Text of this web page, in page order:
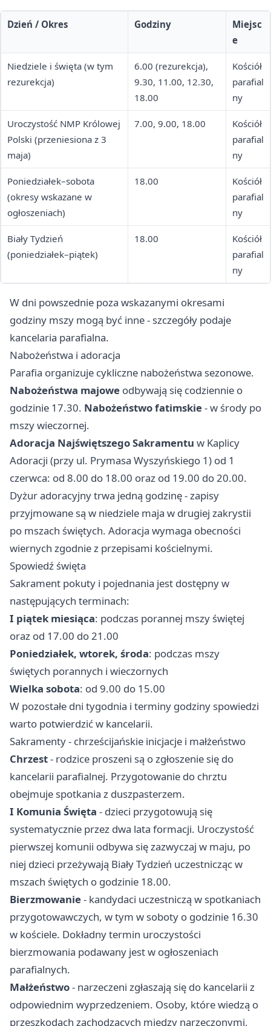
Dzień / Okres Godziny
Miejsc
e
Niedziele i święta (w tym
rezurekcja)
6.00 (rezurekcja),
9.30, 11.00, 12.30,
18.00
Kościół
parafial
ny
Uroczystość NMP Królowej
Polski (przeniesiona z 3
maja)
7.00, 9.00, 18.00
Kościół
parafial
ny
Poniedziałek–sobota
(okresy wskazane w
ogłoszeniach)
18.00
Kościół
parafial
ny
Biały Tydzień
(poniedziałek–piątek)
18.00
Kościół
parafial
ny
W dni powszednie poza wskazanymi okresami
godziny mszy mogą być inne - szczegóły podaje
kancelaria parafialna.
Nabożeństwa i adoracja
Parafia organizuje cykliczne nabożeństwa sezonowe.
Nabożeństwa majowe odbywają się codziennie o
godzinie 17.30. Nabożeństwo fatimskie- w środy po
mszy wieczornej.
Adoracja Najświętszego Sakramentu w Kaplicy
Adoracji (przy ul. Prymasa Wyszyńskiego 1) od 1
czerwca: od 8.00 do 18.00 oraz od 19.00 do 20.00.
Dyżur adoracyjny trwa jedną godzinę - zapisy
przyjmowane są w niedziele maja w drugiej zakrystii
po mszach świętych. Adoracja wymaga obecności
wiernych zgodnie z przepisami kościelnymi.
Spowiedź święta
Sakrament pokuty i pojednania jest dostępny w
następujących terminach:
I piątek miesiąca: podczas porannej mszy świętej
oraz od 17.00 do 21.00
Poniedziałek, wtorek, środa: podczas mszy
świętych porannych i wieczornych
Wielka sobota: od 9.00 do 15.00
W pozostałe dni tygodnia i terminy godziny spowiedzi
warto potwierdzić w kancelarii.
Sakramenty - chrześcijańskie inicjacje i małżeństwo
Chrzest- rodzice proszeni są o zgłoszenie się do
kancelarii parafialnej. Przygotowanie do chrztu
obejmuje spotkania z duszpasterzem.
I Komunia Święta - dzieci przygotowują się
systematycznie przez dwa lata formacji. Uroczystość
pierwszej komunii odbywa się zazwyczaj w maju, po
niej dzieci przeżywają Biały Tydzień uczestnicząc w
mszach świętych o godzinie 18.00.
Bierzmowanie- kandydaci uczestniczą w spotkaniach
przygotowawczych, w tym w soboty o godzinie 16.30
w kościele. Dokładny termin uroczystości
bierzmowania podawany jest w ogłoszeniach
parafialnych.
Małżeństwo- narzeczeni zgłaszają się do kancelarii z
odpowiednim wyprzedzeniem. Osoby, które wiedzą o
przeszkodach zachodzących między narzeczonymi,